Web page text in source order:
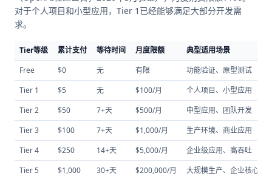
对于个人项目和小型应用，Tier 1已经能够满足大部分开发需
求。
Tier等级 累计支付 等待时间 月度限额
典型适用场景
Free
$0 无 有限
功能验证、原型测试
Tier 1
$5 无 $100/月
个人项目、小型应用
Tier 2
$50 7+天 $500/月
中型应用、团队开发
Tier 3
$100 7+天 $1,000/月
生产环境、商业应用
Tier 4
$250 14+天 $5,000/月
企业级应用、高吞吐
Tier 5
$1,000 30+天 $200,000/月 大规模生产、企业核心